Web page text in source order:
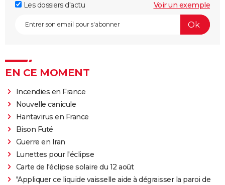
Les dossiers d'actu
Voir un exemple
EN CE MOMENT
Incendies en France
Nouvelle canicule
Hantavirus en France
Bison Futé
Guerre en Iran
Lunettes pour l'éclipse
Carte de l'éclipse solaire du 12 août
"Appliquer ce liquide vaisselle aide à dégraisser la paroi de